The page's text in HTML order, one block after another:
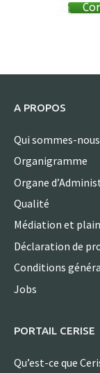
A PROPOS
Qui sommes-nous
Organigramme
Organe
Qualité
Médiation et
Déclaration de
Conditions
Jobs
PORTAIL CERISE
Qu’est-ce que